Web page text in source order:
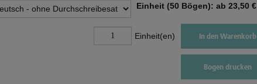
Einheit (50 Bögen): ab 23,50 €
Einheit(en) In den Warenkorb
Bogen drucken